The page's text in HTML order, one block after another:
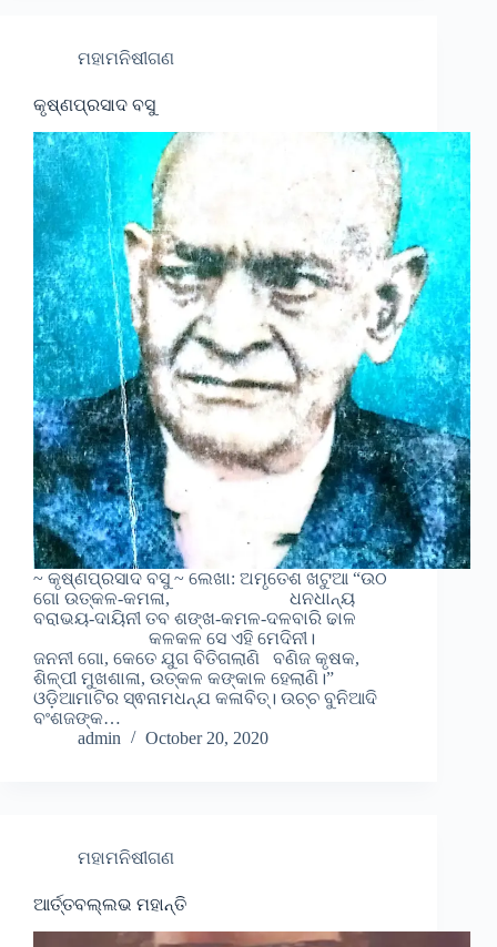
ମହାମନିଷୀଗଣ
କୃଷ୍ଣପ୍ରସାଦ ବସୁ
~ କୃଷ୍ଣପ୍ରସାଦ ବସୁ ~ ଲେଖା: ଅମୃତେଶ ଖଟୁଆ “ଉଠ
ଗୋ ଉତ୍କଳ-କମଳା, ଧନଧାନ୍ୟ
ବରାଭୟ-ଦାୟିନୀ ତବ ଶଙ୍ଖ-କମଳ-ଦଳବାରି ଢାଳ
କଳକଳ ସେ ଏହି ମେଦିନୀ।
ଜନନୀ ଗୋ, କେତେ ଯୁଗ ବିତିଗଲାଣି ବଣିଜ କୃଷକ,
ଶିଳ୍ପୀ ମୁଖଶାଳା, ଉତ୍କଳ କଙ୍କାଳ ହେଲାଣି।”
ଓଡ଼ିଆମାଟିର ସ୍ଵନାମଧନ୍ଯ କଳାବିତ୍। ଉଚ୍ଚ ବୁନିଆଦି
ବଂଶଜଙ୍କ…
admin
October 20, 2020
ମହାମନିଷୀଗଣ
ଆର୍ତ୍ତବଲ୍ଲଭ ମହାନ୍ତି